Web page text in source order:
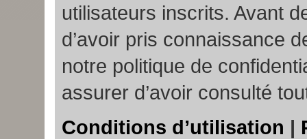
utilisateurs inscrits. Avant
d’avoir pris connaissance
notre politique de
assurer d’avoir consulté
Conditions d’utilisation |